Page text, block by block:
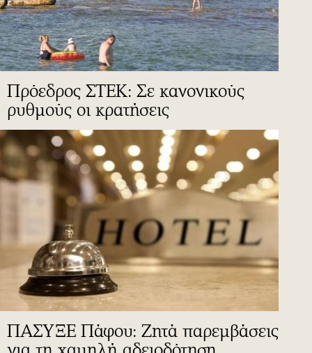
Πρόεδρος ΣΤΕΚ: Σε κανονικούς
ρυθμούς οι κρατήσεις
ΠΑΣΥΞΕ Πάφου: Ζητά παρεμβάσεις